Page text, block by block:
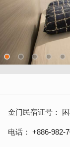
金门民宿证号
电话 +886-982-